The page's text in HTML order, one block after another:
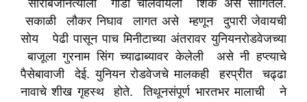
सोराबजीनेत्याला गाडी चालवायला शिक अस सांगितलं.
सकाळी लौकर निघाव लागत असे म्हणून दुपारी जेवायची
सोय पेढी पासून पाच मिनीटाच्या अंतरावर युनियनरोडवेजच्या
बाजूला गुरनाम सिंग च्याढाब्यावर केलेली असे नी हप्त्याचे
पैसेबावाजी देई. युनियन रोडवेजचे मालकही हरप्रीत चढ्ढा
नावाचे शीख गृहस्थ होते. तिथूनसंपूर्ण भारतभर मालाची ने